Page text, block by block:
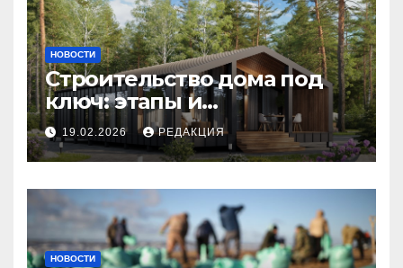
НОВОСТИ
Строительство дома под
ключ: этапы и
планирование бюджета
19.02.2026 РЕДАКЦИЯ
НОВОСТИ